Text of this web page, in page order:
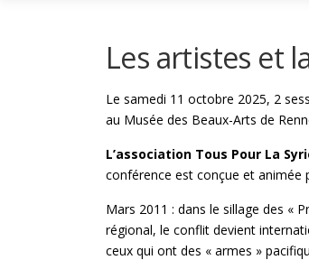
Les artistes et
Le samedi 11 octobre 2025, 2
au Musée des Beaux-Arts de
L’association Tous Pour La
conférence est conçue et animée
Mars 2011 : dans le sillage des «
régional, le conflit devient
ceux qui ont des « armes »